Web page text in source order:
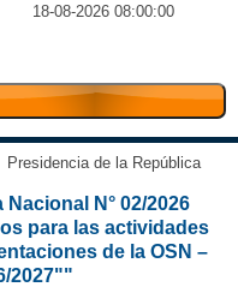
18-08-2026 08:00:00
Presidencia de la República
N° 02/2026
para las actividades
de la OSN –
2027""